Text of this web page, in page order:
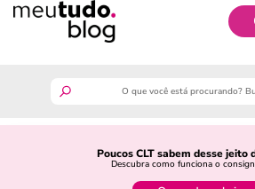
Poucos CLT sabem desse jeito
Descubra como funciona o
guia do trabalhador